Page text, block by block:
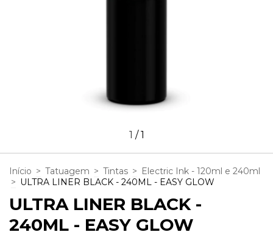
1 /1
Início > Tatuagem > Tintas > Electric Ink - 120ml e 240ml
> ULTRA LINER BLACK - 240ML - EASY GLOW
ULTRA LINER BLACK -
240ML - EASY GLOW